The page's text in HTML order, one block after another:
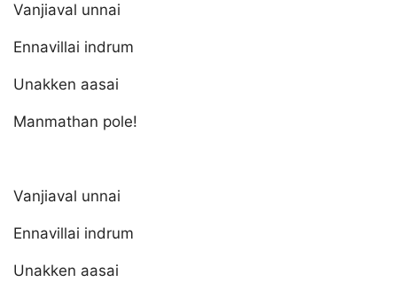
Vanjiaval unnai
Ennavillai indrum
Unakken aasai
Manmathan pole!
Vanjiaval unnai
Ennavillai indrum
Unakken aasai